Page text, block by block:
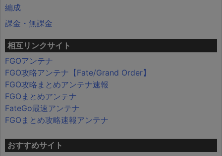
編成
課金・無課金
相互リンクサイト
FGOアンテナ
FGO攻略アンテナ【Fate/Grand Order】
FGO攻略まとめアンテナ速報
FGOまとめアンテナ
FateGo最速アンテナ
FGOまとめ攻略速報アンテナ
おすすめサイト